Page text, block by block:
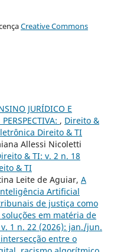
Creative Commons
JURÍDICO E
, Direito &
Direito & TI
Allessi Nicoletti
& TI: v. 2 n. 18
& TI
Leite de Aguiar, A
Artificial
de justiça como
em matéria de
1 n. 22 (2026): jan./jun.
entre o